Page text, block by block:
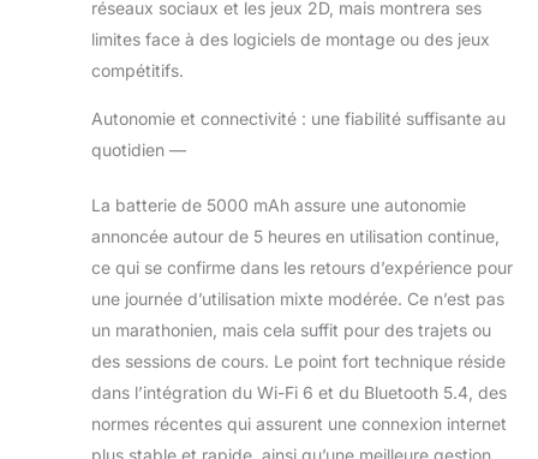
facilement des
appels vidéo et de
tactile LCD avec
prévient la fatigue
oculaire causée
par une forte
luminosité.
【Batterie 5000
mAh】Dotée
d'une batterie de
5000 mAh et d'un
processeur
réseaux sociaux et les jeux 2D, mais montrera ses
limites face à des logiciels de montage ou des jeux
compétitifs.
Autonomie et connectivité : une fiabilité suffisante au
quotidien —
La batterie de 5000 mAh assure une autonomie
annoncée autour de 5 heures en utilisation continue,
ce qui se confirme dans les retours d’expérience pour
une journée d’utilisation mixte modérée. Ce n’est pas
un marathonien, mais cela suffit pour des trajets ou
des sessions de cours. Le point fort technique réside
dans l’intégration du Wi-Fi 6 et du Bluetooth 5.4, des
normes récentes qui assurent une connexion internet
plus stable et rapide, ainsi qu’une meilleure gestion